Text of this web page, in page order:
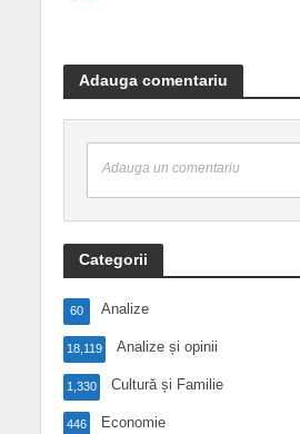
Adauga comentariu
Adauga un comentariu
Categorii
Analize
60
Analize și opinii
18,119
Cultură și Familie
1,330
Economie
446